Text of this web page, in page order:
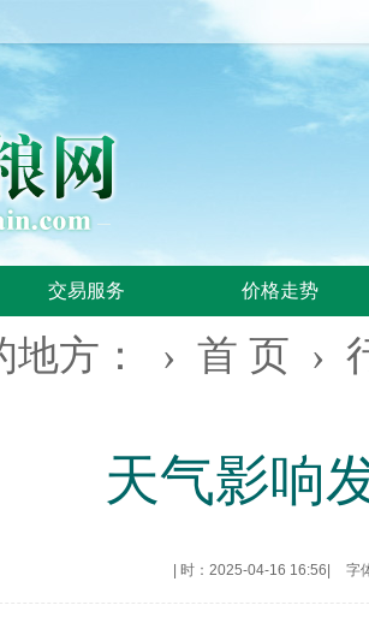
交易服务 价格走势
地方： › 首 页 ›
天气影响
时：2025-04-16 16:56 字